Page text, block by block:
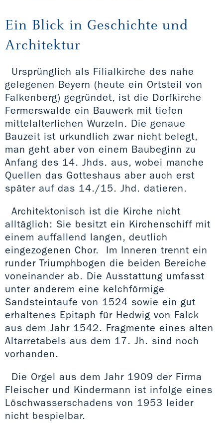
Ein Blick in Geschichte und
Architektur
Ursprünglich als Filialkirche des nahe
gelegenen Beyern (heute ein Ortsteil von
Falkenberg) gegründet, ist die Dorfkirche
Fermerswalde ein Bauwerk mit tiefen
mittelalterlichen Wurzeln. Die genaue
Bauzeit ist urkundlich zwar nicht belegt,
man geht aber von einem Baubeginn zu
Anfang des 14. Jhds. aus, wobei manche
Quellen das Gotteshaus aber auch erst
später auf das 14./15. Jhd. datieren.
Architektonisch ist die Kirche nicht
alltäglich: Sie besitzt ein Kirchenschiff mit
einem auffallend langen, deutlich
eingezogenen Chor. Im Inneren trennt ein
runder Triumphbogen die beiden Bereiche
voneinander ab. Die Ausstattung umfasst
unter anderem eine kelchförmige
Sandsteintaufe von 1524 sowie ein gut
erhaltenes Epitaph für Hedwig von Falck
aus dem Jahr 1542. Fragmente eines alten
Altarretabels aus dem 17. Jh. sind noch
vorhanden.
Die Orgel aus dem Jahr 1909 der Firma
Fleischer und Kindermann ist infolge eines
Löschwasserschadens von 1953 leider
nicht bespielbar.